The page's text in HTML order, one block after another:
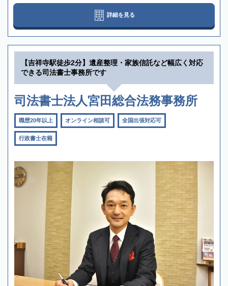
詳細を見る
【吉祥寺駅徒歩2分】遺産整理・家族信託など幅広く対応
できる司法書士事務所です
司法書士法人宮田総合法務事務所
職歴20年以上 オンライン相談可 全国出張対応可
行政書士在籍